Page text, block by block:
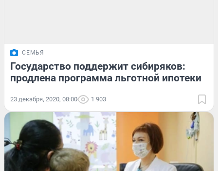
СЕМЬЯ
Государство поддержит сибиряков:
продлена программа льготной ипотеки
23 декабря, 2020, 08:00 1 903